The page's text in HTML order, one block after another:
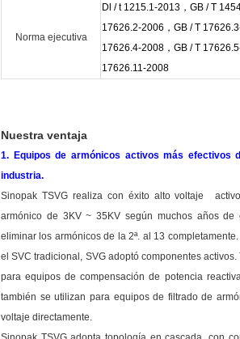
Norma ejecutiva
Dl / t 1215.1-2013 ， GB / T
17626.2-2006 ， GB / T
17626.4-2008 ， GB / T
17626.11-2008
Nuestra ventaja
1. Equipos de armónicos activos más efectivos
industria.
Sinopak TSVG realiza con éxito alto voltaje
armónico de 3KV ~ 35KV según muchos años de
eliminar los armónicos de la 2ª. al 13
el SVC tradicional, SVG adoptó componentes activos.
para equipos de compensación de potencia
también se utilizan para equipos de filtrado de
voltaje directamente.